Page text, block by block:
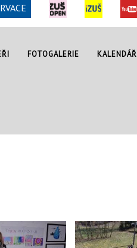
FOTOGALERIE KALENDÁŘ